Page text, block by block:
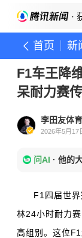
·
首页 新
F1车王降
呆耐力赛
李田友体
2026年5月17
问AI · 他的
F1四届世
林24小时耐力
高组别。这位